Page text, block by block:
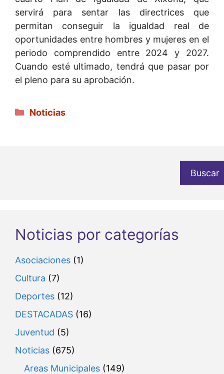
servirá para sentar las directrices que
permitan conseguir la igualdad real de
oportunidades entre hombres y mujeres en el
periodo comprendido entre 2024 y 2027.
Cuando esté ultimado, tendrá que pasar por
el pleno para su aprobación.
Categorías
Noticias
Buscar
Noticias por categorías
Asociaciones (1)
Cultura (7)
Deportes (12)
DESTACADAS (16)
Juventud (5)
Noticias (675)
Areas Municipales (149)